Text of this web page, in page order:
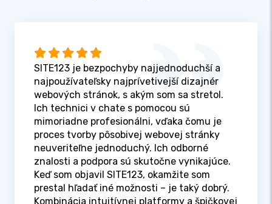
SITE123 je bezpochyby najjednoduchší a
najpoužívateľsky najprívetivejší dizajnér
webových stránok, s akým som sa stretol.
Ich technici v chate s pomocou sú
mimoriadne profesionálni, vďaka čomu je
proces tvorby pôsobivej webovej stránky
neuveriteľne jednoduchý. Ich odborné
znalosti a podpora sú skutočne vynikajúce.
Keď som objavil SITE123, okamžite som
prestal hľadať iné možnosti – je taký dobrý.
Kombinácia intuitívnej platformy a špičkovej